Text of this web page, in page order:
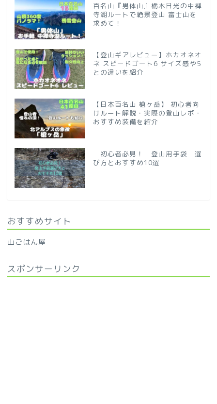
百名山『男体山』栃木日光の中禅
寺湖ルートで絶景登山 富士山を
求めて！
【登山ギアレビュー】ホカオネオ
ネ スピードゴート6 サイズ感や5
との違いを紹介
【日本百名山 槍ヶ岳】 初心者向
けルート解説・実際の登山レポ・
おすすめ装備を紹介
初心者必見！ 登山用手袋 選
び方とおすすめ10選
おすすめサイト
山ごはん屋
スポンサーリンク